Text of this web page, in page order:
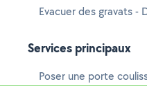
Evacuer des gravats -
Services principaux
Poser une porte